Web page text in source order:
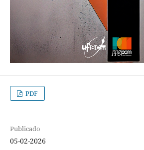
PDF
Publicado
05-02-2026